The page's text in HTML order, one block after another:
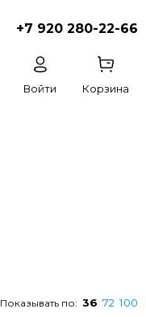
+7 920 280-22-66
Войти Корзина
Показывать по: 36 72 100